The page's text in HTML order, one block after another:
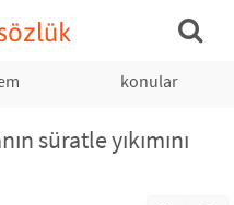
konular
süratle yıkımını